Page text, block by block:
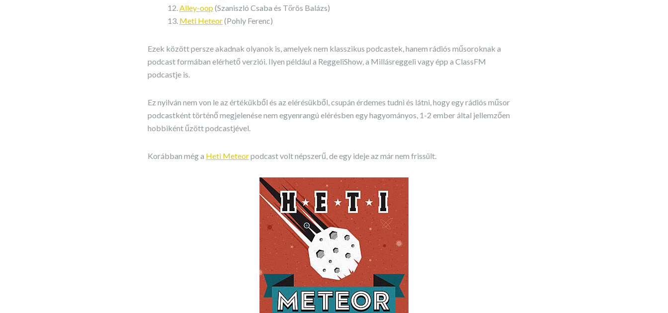
Alley-oop(Szaniszló Csaba és Tőrös Balázs)
Meti Heteor(Pohly Ferenc)
Ezek között persze akadnak olyanok is, amelyek nem klasszikus podcastek, hanem rádiós műsoroknak a
podcast formában elérhető verziói. Ilyen például a ReggeliShow, a Millásreggeli vagy épp a ClassFM
podcastje is.
Ez nyilván nem von le az értékükből és az elérésükből, csupán érdemes tudni és látni, hogy egy rádiós műsor
podcastként történő megjelenése nem egyenrangú elérésben egy hagyományos, 1-2 ember által jellemzően
hobbiként űzött podcastjével.
Korábban még a Heti Meteorpodcast volt népszerű, de egy ideje az már nem frissült.